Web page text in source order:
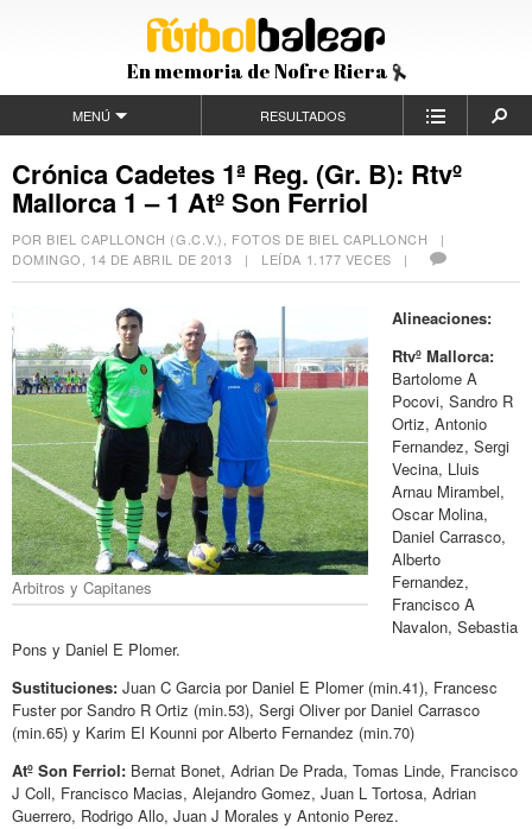
En memoria de Nofre Riera
MENÚ RESULTADOS
Crónica Cadetes 1ª Reg. (Gr. B): Rtvº
Mallorca 1 – 1 Atº Son Ferriol
POR BIEL CAPLLONCH (G.C.V.), FOTOS DE BIEL CAPLLONCH |
DOMINGO, 14 DE ABRIL DE 2013 | LEÍDA 1.177 VECES |
Arbitros y Capitanes
Alineaciones:
Rtvº Mallorca:
Bartolome A
Pocovi, Sandro R
Ortiz, Antonio
Fernandez, Sergi
Vecina, Lluis
Arnau Mirambel,
Oscar Molina,
Daniel Carrasco,
Alberto
Fernandez,
Francisco A
Navalon, Sebastia
Pons y Daniel E Plomer.
Sustituciones: Juan C Garcia por Daniel E Plomer (min.41), Francesc
Fuster por Sandro R Ortiz (min.53), Sergi Oliver por Daniel Carrasco
(min.65) y Karim El Kounni por Alberto Fernandez (min.70)
Atº Son Ferriol: Bernat Bonet, Adrian De Prada, Tomas Linde, Francisco
J Coll, Francisco Macias, Alejandro Gomez, Juan L Tortosa, Adrian
Guerrero, Rodrigo Allo, Juan J Morales y Antonio Perez.